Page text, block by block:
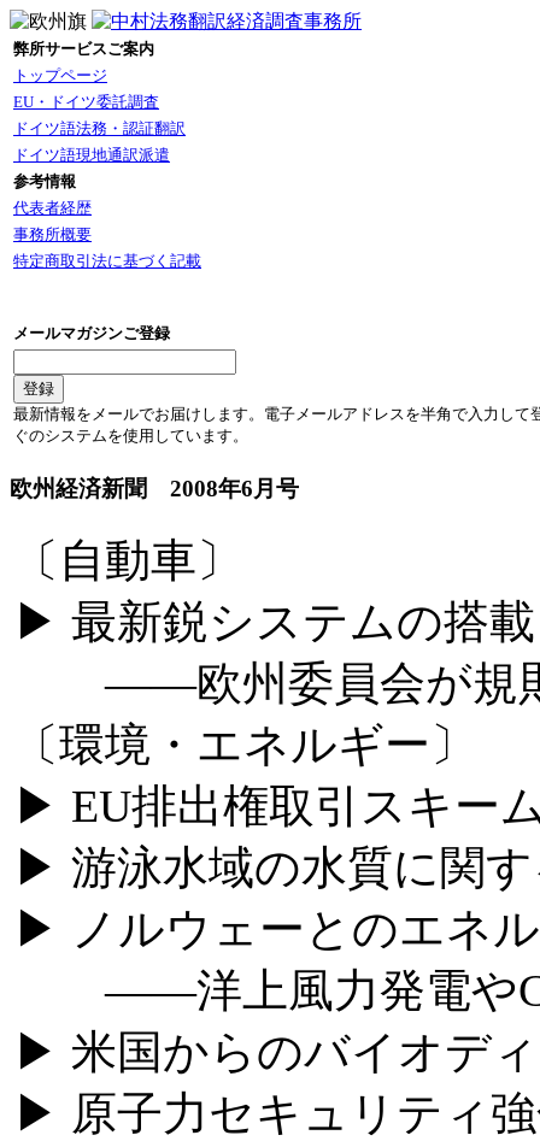
弊所サービスご案内
トップページ
EU・ドイツ委託調査
ドイツ語法務・認証翻訳
ドイツ語現地通訳派遣
参考情報
代表者経歴
事務所概要
特定商取引法に基づく記載
メールマガジンご登録
最新情報をメールでお届けします。電子メールアドレスを半角で入力し
ぐのシステムを使用しています。
欧州経済新聞 2008年6月号
〔自動車〕
▶ 最新鋭システムの搭
――欧州委員会が規
〔環境・エネルギー〕
▶ EU排出権取引スキー
▶ 游泳水域の水質に関
▶ ノルウェーとのエネ
――洋上風力発電や
▶ 米国からのバイオデ
▶ 原子力セキュリティ